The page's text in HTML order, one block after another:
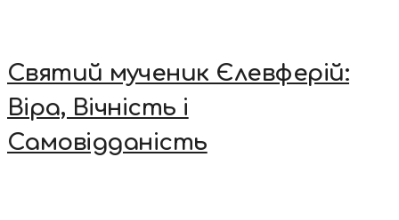
Святий мученик Єлевферій:
Віра, Вічність і
Самовідданість